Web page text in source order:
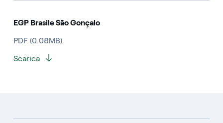
EGP Brasile São Gonçalo
PDF (0.08MB)
Scarica